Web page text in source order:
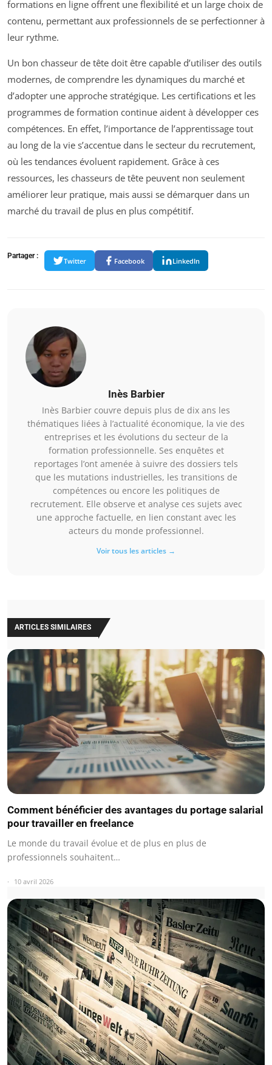
formations en ligne offrent une flexibilité et un large choix de
contenu, permettant aux professionnels de se perfectionner à
leur rythme.
Un bon chasseur de tête doit être capable d’utiliser des outils
modernes, de comprendre les dynamiques du marché et
d’adopter une approche stratégique. Les certifications et les
programmes de formation continue aident à développer ces
compétences. En effet, l’importance de l’apprentissage tout
au long de la vie s’accentue dans le secteur du recrutement,
où les tendances évoluent rapidement. Grâce à ces
ressources, les chasseurs de tête peuvent non seulement
améliorer leur pratique, mais aussi se démarquer dans un
marché du travail de plus en plus compétitif.
Partager :
Twitter Facebook LinkedIn
Inès Barbier
Inès Barbier couvre depuis plus de dix ans les
thématiques liées à l’actualité économique, la vie des
entreprises et les évolutions du secteur de la
formation professionnelle. Ses enquêtes et
reportages l’ont amenée à suivre des dossiers tels
que les mutations industrielles, les transitions de
compétences ou encore les politiques de
recrutement. Elle observe et analyse ces sujets avec
une approche factuelle, en lien constant avec les
acteurs du monde professionnel.
Voir tous les articles →
ARTICLES SIMILAIRES
Comment bénéficier des avantages du portage salarial
pour travailler en freelance
Le monde du travail évolue et de plus en plus de
professionnels souhaitent…
10 avril 2026